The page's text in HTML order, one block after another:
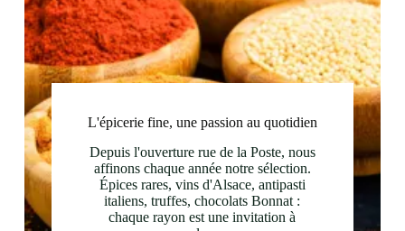
L'épicerie fine, une passion au quotidien
Depuis l'ouverture rue de la Poste, nous
affinons chaque année notre sélection.
Épices rares, vins d'Alsace, antipasti
italiens, truffes, chocolats Bonnat :
chaque rayon est une invitation à